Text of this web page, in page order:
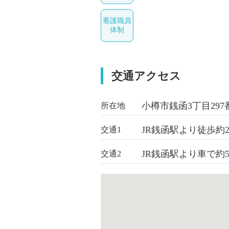
看護職員
体制
交通アクセス
所在地 小樽市銭函3丁目297
交通1 JR銭函駅より徒歩約
交通2 JR銭函駅より車で約